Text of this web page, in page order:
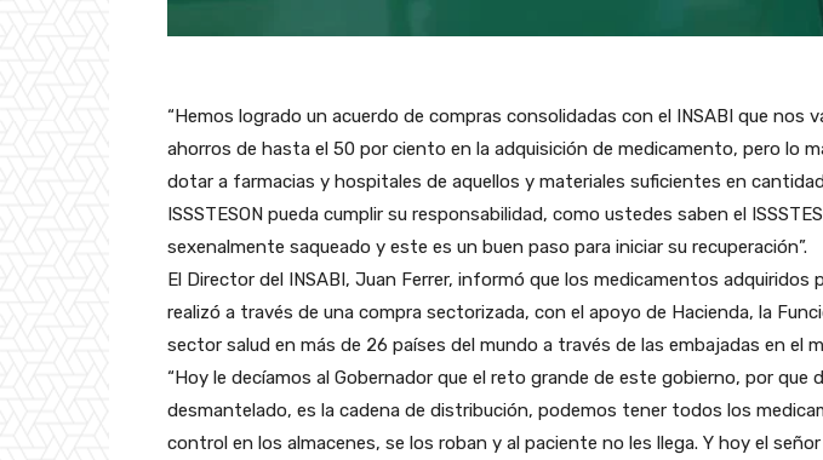
“Hemos logrado un acuerdo de compras consolidadas con el INSABI que nos
ahorros de hasta el 50 por ciento en la adquisición de medicamento, pero lo
dotar a farmacias y hospitales de aquellos y materiales suficientes en
ISSSTESON pueda cumplir su responsabilidad, como ustedes saben el
sexenalmente saqueado y este es un buen paso para iniciar su recuperación”.
El Director del INSABI, Juan Ferrer, informó que los medicamentos adquiridos
realizó a través de una compra sectorizada, con el apoyo de Hacienda, la
sector salud en más de 26 países del mundo a través de las embajadas en el
“Hoy le decíamos al Gobernador que el reto grande de este gobierno, por que
desmantelado, es la cadena de distribución, podemos tener todos los
control en los almacenes, se los roban y al paciente no les llega. Y hoy el